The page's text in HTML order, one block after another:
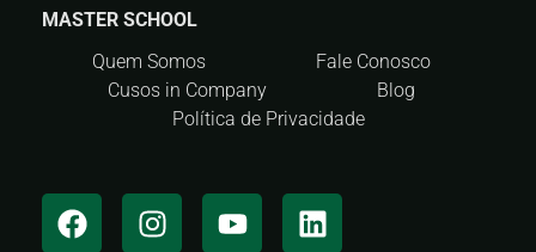
MASTER SCHOOL
Quem Somos
Fale Conosco
Cusos in Company
Blog
Política de Privacidade